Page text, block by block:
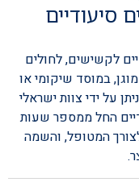
לקשישים, לחולים
במוסד שיקומי או
על ידי צוות ישראלי
החל ממספר שעות
לצורך המטופל, והשמה